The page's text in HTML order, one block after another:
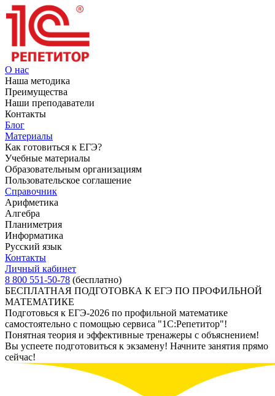
О нас
Наша методика
Преимущества
Наши преподаватели
Контакты
Блог
Материалы
Как готовиться к ЕГЭ?
Учебные материалы
Образовательным организациям
Пользовательское соглашение
Справочник
Арифметика
Алгебра
Планиметрия
Информатика
Русский язык
Контакты
Личный кабинет
8 800 551-50-78 (бесплатно)
БЕСПЛАТНАЯ ПОДГОТОВКА К ЕГЭ ПО ПРОФИЛЬНОЙ
МАТЕМАТИКЕ
Подготовься к ЕГЭ-2026 по профильной математике
самостоятельно с помощью сервиса "1С:Репетитор"!
Понятная теория и эффективные тренажеры с объяснением!
Вы успеете подготовиться к экзамену! Начните занятия прямо
сейчас!